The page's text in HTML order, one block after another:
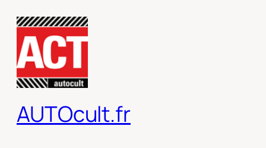
contenu
AUTOcult.fr